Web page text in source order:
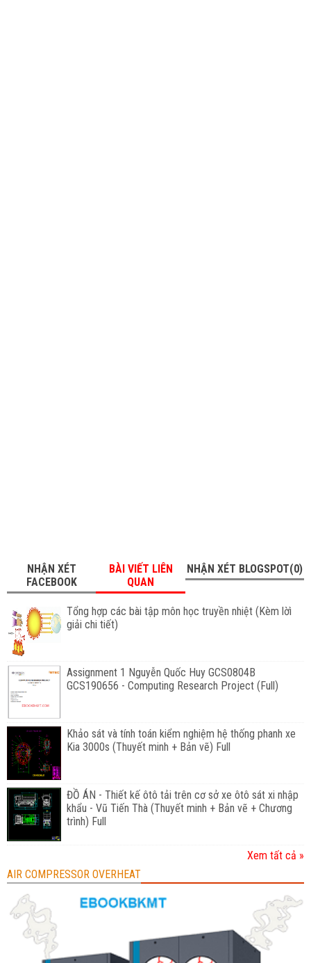
NHẬN XÉT
FACEBOOK
BÀI VIẾT LIÊN
QUAN
NHẬN XÉT BLOGSPOT(0)
Tổng hợp các bài tập môn học truyền nhiệt (Kèm lờì
giải chi tiết)
Assignment 1 Nguyễn Quốc Huy GCS0804B
GCS190656 - Computing Research Project (Full)
Khảo sát và tính toán kiểm nghiệm hệ thống phanh xe
Kia 3000s (Thuyết minh + Bản vẽ) Full
ĐỒ ÁN - Thiết kế ôtô tải trên cơ sở xe ôtô sát xi nhập
khẩu - Vũ Tiến Thà (Thuyết minh + Bản vẽ + Chương
trình) Full
Xem tất cả »
AIR COMPRESSOR OVERHEAT